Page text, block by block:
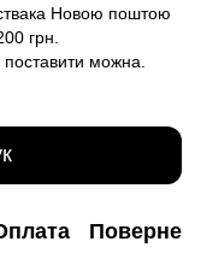
Новою поштою
грн.
можна.